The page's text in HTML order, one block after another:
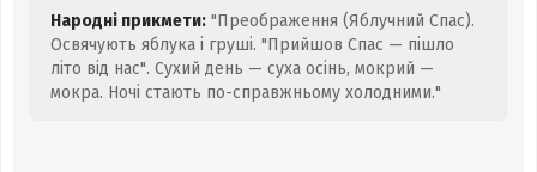
Народні прикмети: "Преображення (Яблучний Спас).
Освячують яблука і груші. "Прийшов Спас — пішло
літо від нас". Сухий день — суха осінь, мокрий —
мокра. Ночі стають по-справжньому холодними."